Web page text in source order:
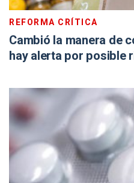
REFORMA CRÍTICA
Cambió la manera de
hay alerta por posible